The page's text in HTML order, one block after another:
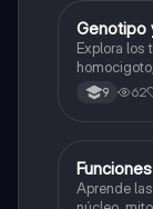
GBiologia
Genotipo
Explora los
9 62
FBiologia
Aprende